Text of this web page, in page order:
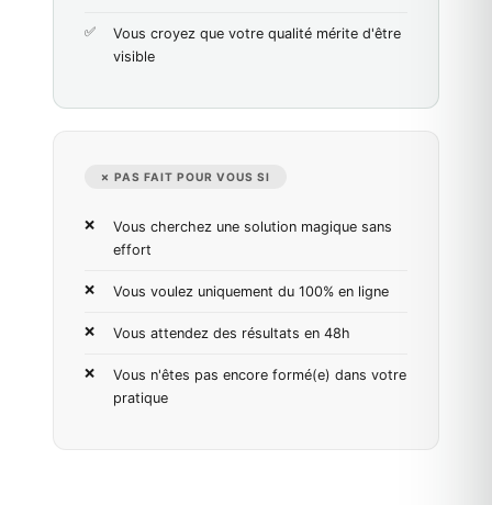
Vous croyez que votre qualité mérite d'être
visible
✗ PAS FAIT POUR VOUS SI
Vous cherchez une solution magique sans
effort
Vous voulez uniquement du 100% en ligne
Vous attendez des résultats en 48h
Vous n'êtes pas encore formé(e) dans votre
pratique